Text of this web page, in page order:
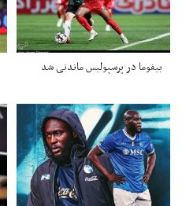
بیفوما در پرسپولیس ماندنی شد